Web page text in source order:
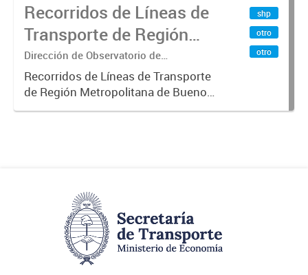
Recorridos de Líneas de
Transporte de Región
Metropolitana de
Buenos Aires (RMBA)
Dirección de Observatorio de
Transporte, Estudio y Sistemas
Recorridos de Líneas de Transporte
de Región Metropolitana de Buenos
Aires (RMBA).-
shp
otro
otro